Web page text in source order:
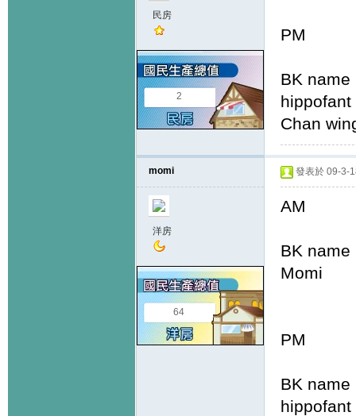
民房
2
PM
BK
Chan
momi
洋房
64
發表於 09-3-
AM
BK
PM
BK